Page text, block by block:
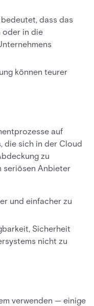
dass das
oder in die
können teurer
auf
die sich in der Cloud
zu
seriösen Anbieter
und einfacher zu
Sicherheit
nicht zu
verwenden — einige